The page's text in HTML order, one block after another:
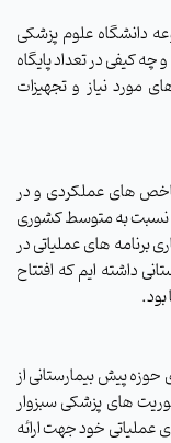
دانشگاه علوم پزشکی
کیفی در تعداد پایگاه
مورد نیاز و تجهیزات
شاخص های عملکردی و در
نسبت به متوسط کشوری
برنامه های عملیاتی در
داشته ایم که افتتاح
.
پیش بیمارستانی از
های پزشکی سبزوار
عملیاتی خود جهت ارائه